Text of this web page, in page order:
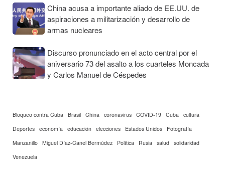
China acusa a importante aliado de EE.UU. de
aspiraciones a militarización y desarrollo de
armas nucleares
Discurso pronunciado en el acto central por el
aniversario 73 del asalto a los cuarteles Moncada
y Carlos Manuel de Céspedes
Bloqueo contra Cuba Brasil China coronavirus COVID-19 Cuba cultura
Deportes economía educación elecciones Estados Unidos
Fotografía
Manzanillo Miguel Díaz-Canel Bermúdez Política Rusia salud solidaridad
Venezuela